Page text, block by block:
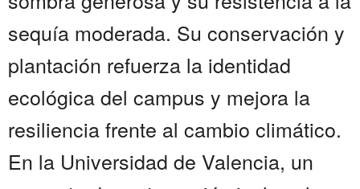
sequía moderada. Su conservación y
plantación refuerza la identidad
ecológica del campus y mejora la
resiliencia frente al cambio climático.
En la Universidad de Valencia, un